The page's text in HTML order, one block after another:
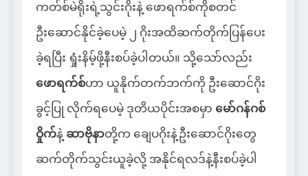
ကတ်စ်မဲရိုးရဲ့သွင်းဂိုးနဲ့ ဖောရက်စ်ကိုစတင်
ဦးဆောင်နိုင်ခဲ့ပေမဲ့ ၂ ဂိုးအထိဆက်တိုက်ပြန်ပေး
ခဲ့ရပြီး ရှုံးနိမ့်ဖို့နီးစပ်ခဲ့ပါတယ်။ သို့သော်လည်း
ဖောရက်စ်ဟာ ယူနိုက်တက်ဘက်ကို ဦးဆောင်ဂိုး
ခွင့်ပြု လိုက်ရပေမဲ့ ဒုတိယပိုင်းအစမှာ မော်ဂန်ဂစ်
ဝှိုက်နဲ့ ဆာဗိုနာတို့က ‌ချေပဂိုးနဲ့ဦးဆောင်ဂိုးတွေ
ဆက်တိုက်သွင်းယူခဲ့လို့ အနိုင်ရလဒ်နဲ့နီးစပ်ခဲ့ပါ